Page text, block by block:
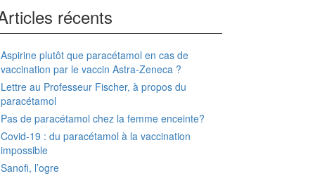
récents
Aspirine plutôt que paracétamol en cas de
vaccination par le vaccin Astra-Zeneca ?
Lettre au Professeur Fischer, à propos du
paracétamol
Pas de paracétamol chez la femme enceinte?
Covid-19 : du paracétamol à la vaccination
impossible
Sanofi, l’ogre